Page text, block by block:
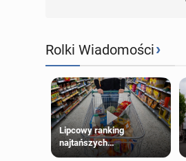
Rolki Wiadomości›
Lipcowy ranking
najtańszych
supermarketów